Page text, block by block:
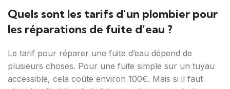
Quels sont les tarifs d’un plombier pour
les réparations de fuite d’eau ?
Le tarif pour réparer une fuite d’eau dépend de
plusieurs choses. Pour une fuite simple sur un tuyau
accessible, cela coûte environ 100€. Mais si il faut